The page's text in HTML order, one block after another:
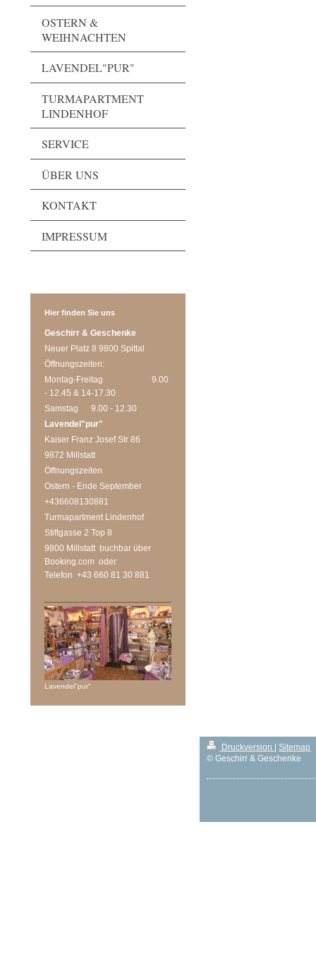
OSTERN &
WEIHNACHTEN
LAVENDEL"PUR"
TURMAPARTMENT
LINDENHOF
SERVICE
ÜBER UNS
KONTAKT
IMPRESSUM
Hier finden Sie uns
Geschirr & Geschenke
Neuer Platz 8 9800 Spittal
Öffnungszeiten:
Montag-Freitag 9.00
- 12.45 & 14-17.30
Samstag 9.00 - 12.30
Lavendel"pur"
Kaiser Franz Josef Str 86
9872 Millstatt
Öffnungszeiten
Ostern - Ende September
+436608130881
Turmapartment Lindenhof
Stiftgasse 2 Top 8
9800 Millstatt buchbar über
Booking.com oder
Telefon +43 660 81 30 881
Lavendel"pur"
Druckversion | Sitemap
© Geschirr & Geschenke